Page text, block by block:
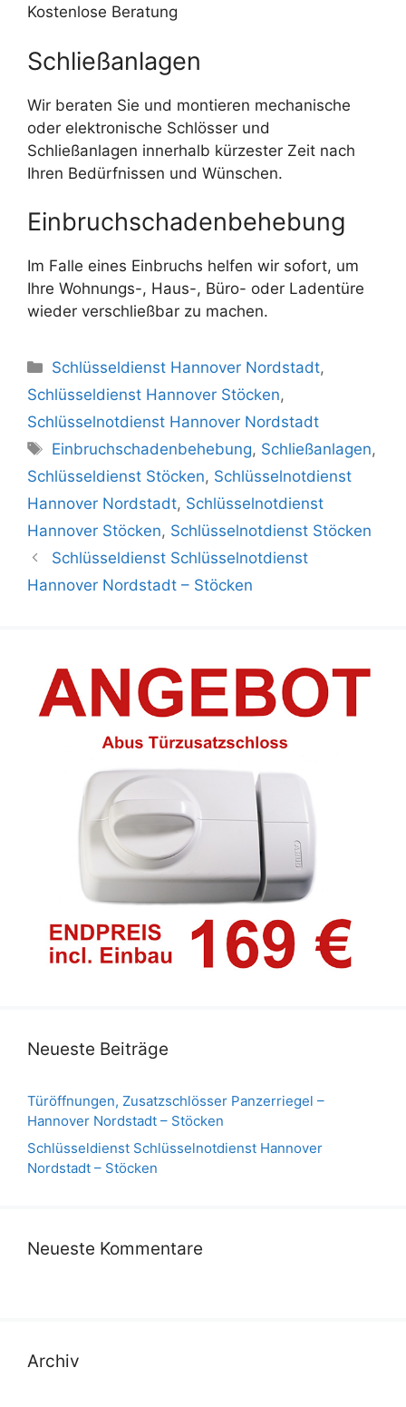
Kostenlose Beratung
Schließanlagen
Wir beraten Sie und montieren mechanische
oder elektronische Schlösser und
Schließanlagen innerhalb kürzester Zeit nach
Ihren Bedürfnissen und Wünschen.
Einbruchschadenbehebung
Im Falle eines Einbruchs helfen wir sofort, um
Ihre Wohnungs-, Haus-, Büro- oder Ladentüre
wieder verschließbar zu machen.
Kategorien
Schlüsseldienst Hannover Nordstadt,
Schlüsseldienst Hannover Stöcken,
Schlüsselnotdienst Hannover Nordstadt
Schlagwörter
Einbruchschadenbehebung, Schließanlagen,
Schlüsseldienst Stöcken, Schlüsselnotdienst
Hannover Nordstadt, Schlüsselnotdienst
Hannover Stöcken, Schlüsselnotdienst Stöcken
Schlüsseldienst Schlüsselnotdienst
Hannover Nordstadt – Stöcken
Neueste Beiträge
Türöffnungen, Zusatzschlösser Panzerriegel –
Hannover Nordstadt – Stöcken
Schlüsseldienst Schlüsselnotdienst Hannover
Nordstadt – Stöcken
Neueste Kommentare
Archiv